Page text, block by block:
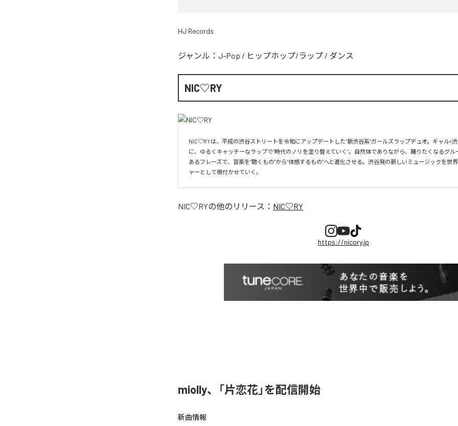
HJ Records
ジャンル： J-Pop / ヒップホップ/ラップ / ダンス
NIC♡RY
NIC♡RYは、平成の渋谷ストリートを令和にアップデートした“新渋谷系”ガールズラップデュオ。ギャル×
に、ゆるくキャッチーなラップで“時代のノリを塗り替えていく”。自然体でありながら、踊りたくなるグル
あるフレーズで、音楽を“聴くもの”から“体感するもの”へと進化させる。渋谷発の新しいミュージックを世
ャーとして根付かせていく。
NIC♡RYの他のリリース： NIC♡RY
https://nicory.jp
miolly、「片恋花」を配信開始
新曲情報